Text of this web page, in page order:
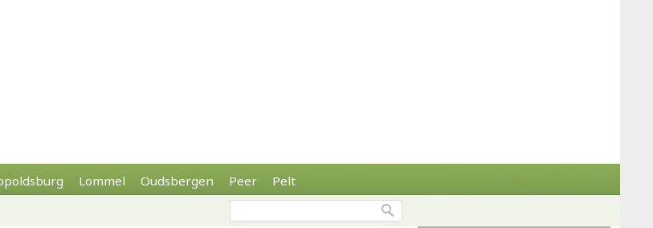
Lommel Oudsbergen Peer Pelt